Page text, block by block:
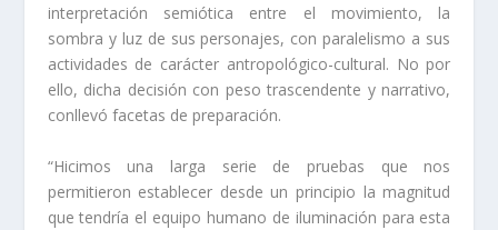
interpretación semiótica entre el movimiento, la
sombra y luz de sus personajes, con paralelismo a sus
actividades de carácter antropológico-cultural. No por
ello, dicha decisión con peso trascendente y narrativo,
conllevó facetas de preparación.
“Hicimos una larga serie de pruebas que nos
permitieron establecer desde un principio la magnitud
que tendría el equipo humano de iluminación para esta